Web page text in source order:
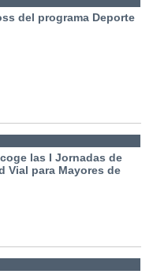
del programa Deporte
las I Jornadas de
Vial para Mayores de